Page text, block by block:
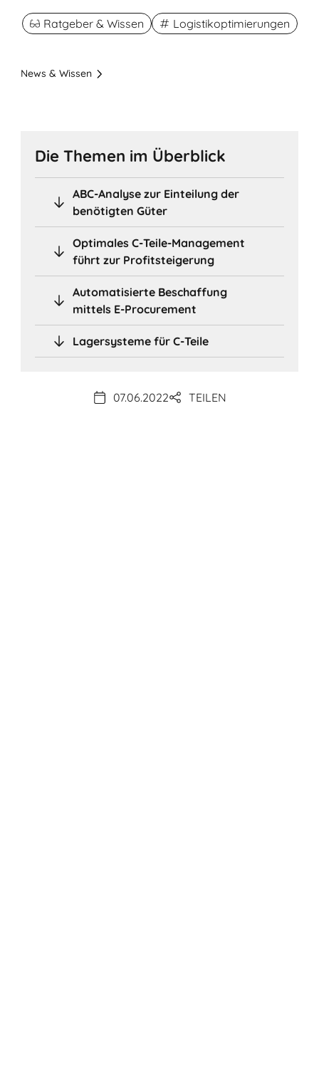
Ratgeber & Wissen Logistikoptimierungen
News & Wissen
Die Themen im Überblick
ABC-Analyse zur Einteilung der
benötigten Güter
Optimales C-Teile-Management
führt zur Profitsteigerung
Automatisierte Beschaffung
mittels E-Procurement
Lagersysteme für C-Teile
07.06.2022 TEILEN